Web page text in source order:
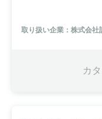
を一貫して行うことが
取り扱い企業：株式会社
カ